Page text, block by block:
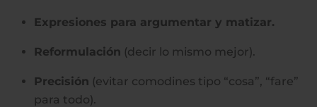
Expresiones para argumentar y matizar.
Reformulación (decir lo mismo mejor).
Precisión (evitar comodines tipo “cosa”, “fare”
para todo).